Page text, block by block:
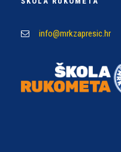
info@mrkzapresic.hr